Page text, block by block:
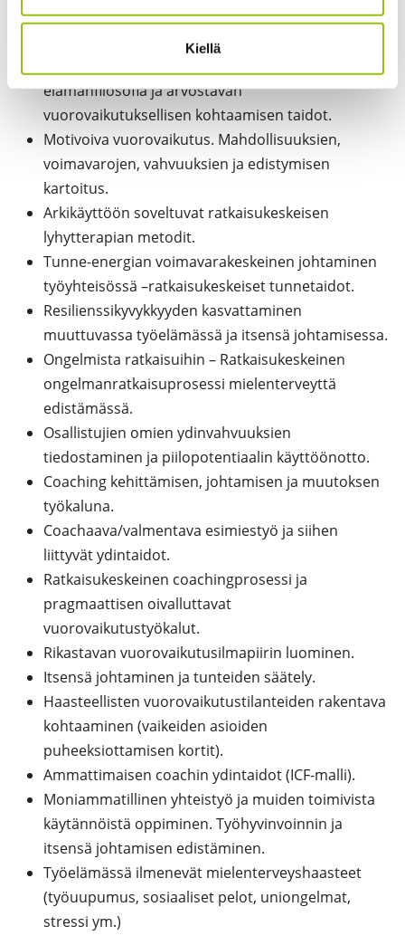
Kiellä
Narratiivisuus ja tarinallisuus oman
elämäntapahtumien integroijana.
elämänfilosofia ja arvostavan
vuorovaikutuksellisen kohtaamisen taidot.
Motivoiva vuorovaikutus. Mahdollisuuksien,
voimavarojen, vahvuuksien ja edistymisen
kartoitus.
Arkikäyttöön soveltuvat ratkaisukeskeisen
lyhytterapian metodit.
Tunne-energian voimavarakeskeinen johtaminen
työyhteisössä –ratkaisukeskeiset tunnetaidot.
Resilienssikyvykkyyden kasvattaminen
muuttuvassa työelämässä ja itsensä johtamisessa.
Ongelmista ratkaisuihin – Ratkaisukeskeinen
ongelmanratkaisuprosessi mielenterveyttä
edistämässä.
Osallistujien omien ydinvahvuuksien
tiedostaminen ja piilopotentiaalin käyttöönotto.
Coaching kehittämisen, johtamisen ja muutoksen
työkaluna.
Coachaava/valmentava esimiestyö ja siihen
liittyvät ydintaidot.
Ratkaisukeskeinen coachingprosessi ja
pragmaattisen oivalluttavat
vuorovaikutustyökalut.
Rikastavan vuorovaikutusilmapiirin luominen.
Itsensä johtaminen ja tunteiden säätely.
Haasteellisten vuorovaikutustilanteiden rakentava
kohtaaminen (vaikeiden asioiden
puheeksiottamisen kortit).
Ammattimaisen coachin ydintaidot (ICF-malli).
Moniammatillinen yhteistyö ja muiden toimivista
käytännöistä oppiminen. Työhyvinvoinnin ja
itsensä johtamisen edistäminen.
Työelämässä ilmenevät mielenterveyshaasteet
(työuupumus, sosiaaliset pelot, uniongelmat,
stressi ym.)